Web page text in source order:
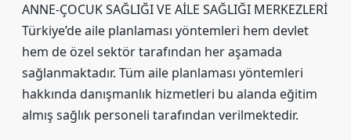
ANNE-ÇOCUK SAĞLIĞI VE AİLE SAĞLIĞI MERKEZLERİ
Türkiye’de aile planlaması yöntemleri hem devlet
hem de özel sektör tarafından her aşamada
sağlanmaktadır. Tüm aile planlaması yöntemleri
hakkında danışmanlık hizmetleri bu alanda eğitim
almış sağlık personeli tarafından verilmektedir.